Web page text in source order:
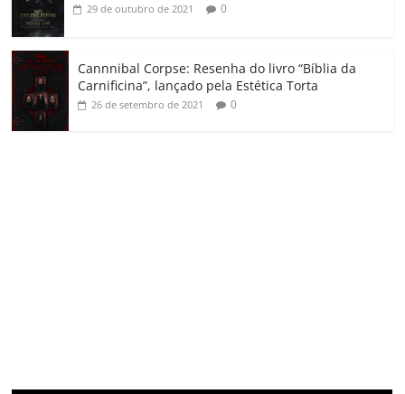
29 de outubro de 2021 0
Cannnibal Corpse: Resenha do livro “Bíblia da
Carnificina”, lançado pela Estética Torta
26 de setembro de 2021 0